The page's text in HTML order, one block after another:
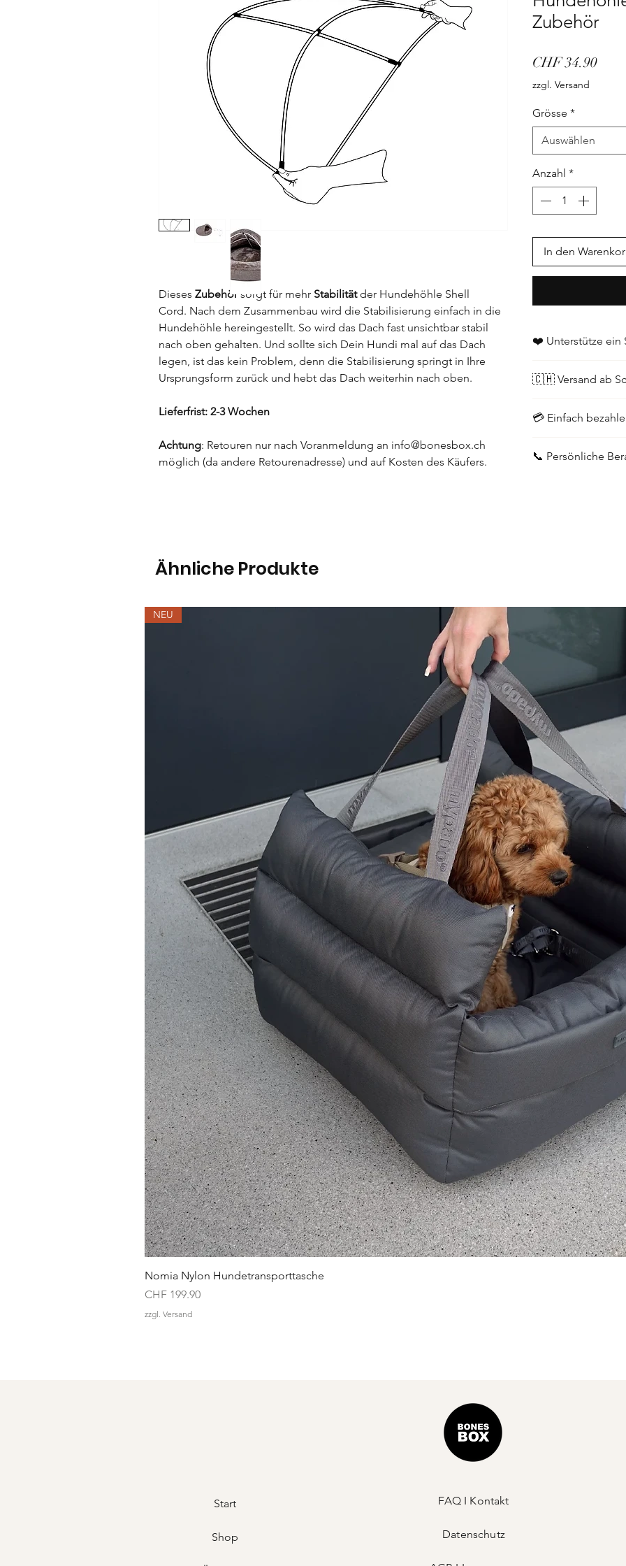
Dieses Zubehör sorgt für mehr Stabilitätder Hundehöhle Shell
Cord. Nach dem Zusammenbau wird die Stabilisierung einfach in die
Hundehöhle hereingestellt. So wird das Dach fast unsichtbar stabil
nach oben gehalten. Und sollte sich Dein Hundi mal auf das Dach
legen, ist das kein Problem, denn die Stabilisierung springt in Ihre
Ursprungsform zurück und hebt das Dach weiterhin nach oben.
Lieferfrist: 2-3 Wochen
Achtung: Retouren nur nach Voranmeldung an info@bonesbox.ch
möglich (da andere Retourenadresse) und auf Kosten des Käufers.
Zubehör
CHF 34.90Preis
zzgl. Versand
Grösse *
Auswählen
Anzahl *
In den
❤️ Unterstütze ein
Deinen
🇨🇭 Versand ab
unser Bestes, dass
💳 Einfach
auch Rechnung und
📞 Persönliche
Ähnliche Produkte
NEU
Nomia Nylon Hundetransporttasche
Preis
CHF 199.90
zzgl. Versand
FAQ I Kontakt
Datenschutz
Start
Shop